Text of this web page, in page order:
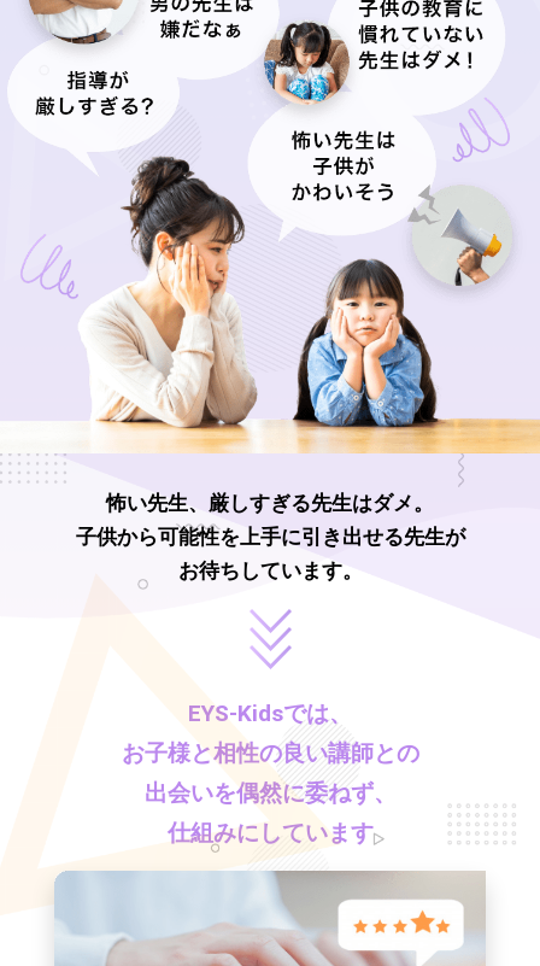
怖い先生、厳しすぎる先生はダメ。
子供から可能性を上手に引き出せる先生が
お待ちしています。
EYS-Kidsでは、
お子様と相性の良い講師との
出会いを偶然に委ねず、
仕組みにしています